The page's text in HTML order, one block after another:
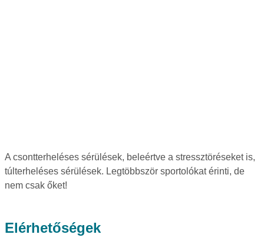
A csontterheléses sérülések, beleértve a stressztöréseket is,
túlterheléses sérülések. Legtöbbször sportolókat érinti, de
nem csak őket!
Elérhetőségek